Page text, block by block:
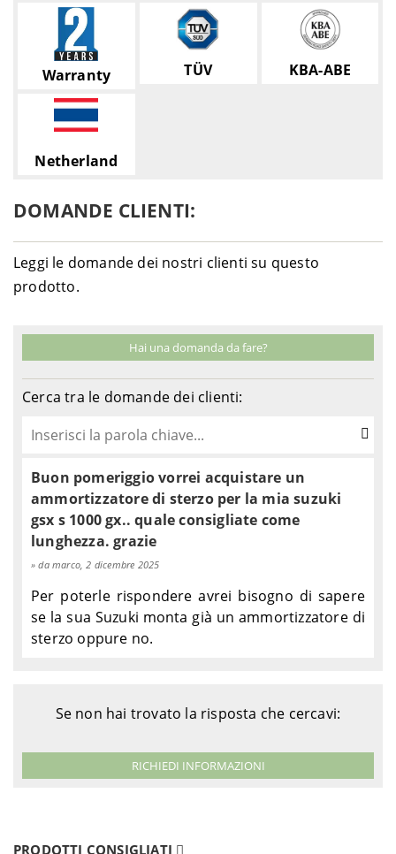
Warranty TÜV KBA-ABE
Netherland
DOMANDE CLIENTI:
Leggi le domande dei nostri clienti su questo
prodotto.
Hai una domanda da fare?
Cerca tra le domande dei clienti:
Buon pomeriggio vorrei acquistare un
ammortizzatore di sterzo per la mia suzuki
gsx s 1000 gx.. quale consigliate come
lunghezza. grazie
da marco, 2 dicembre 2025
Per poterle rispondere avrei bisogno di sapere
se la sua Suzuki monta già un ammortizzatore di
sterzo oppure no.
Se non hai trovato la risposta che cercavi:
RICHIEDI INFORMAZIONI
PRODOTTI CONSIGLIATI